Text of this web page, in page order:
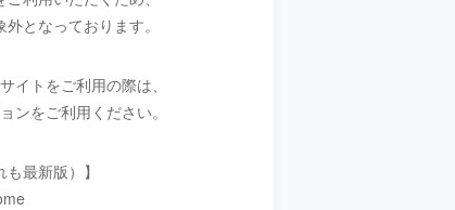
となっております。
イトをご利用の際は、
ンをご利用ください。
最新版）】